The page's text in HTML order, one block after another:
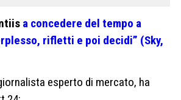
a concedere del tempo a
rifletti e poi decidi” (Sky,
esperto di mercato, ha